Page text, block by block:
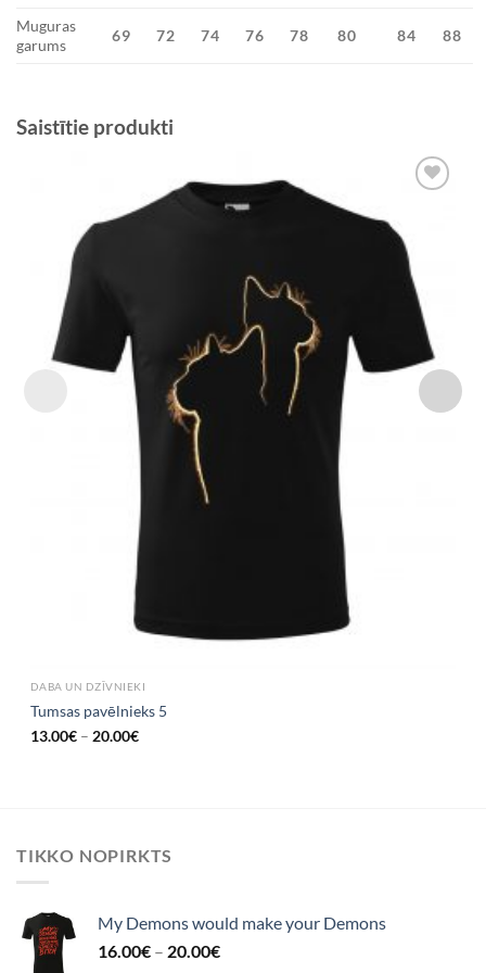
Muguras
garums
69 72 74 76 78 80 84 88
Saistītie produkti
Add to
Wishlist
DABA UN DZĪVNIEKI
Tumsas pavēlnieks 5
13.00€– 20.00€
TIKKO NOPIRKTS
My Demons would make your Demons
16.00€ – 20.00€